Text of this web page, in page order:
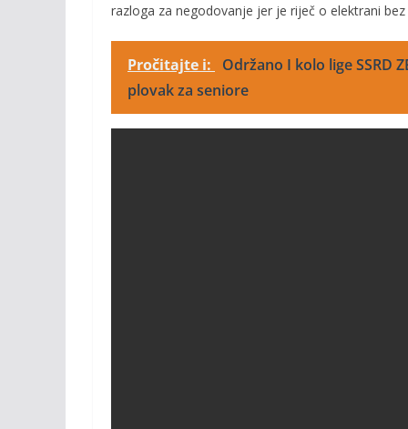
razloga za negodovanje jer je riječ o elektrani bez
Pročitajte i:
Održano I kolo lige SSRD
plovak za seniore